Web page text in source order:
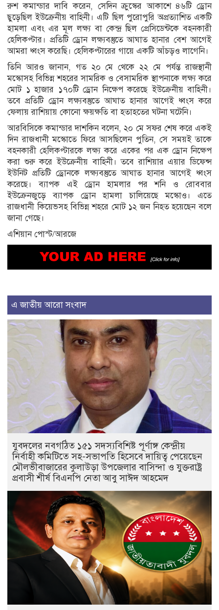
রুশ কমান্ডার দাবি করেন, সেদিন ক্রুস্কের আকাশে ৪৬টি ড্রোন
ছুড়েছিল ইউক্রেনীয় বাহিনী। এটি ছিল পুরোপুরি অপ্রত্যাশিত একটি
হামলা এবং এর মূল লক্ষ্য বা কেন্দ্র ছিল প্রেসিডেন্টকে বহনকারী
হেলিকপ্টার। প্রতিটি ড্রোন লক্ষ্যবস্তুতে আঘাত হানার বেশ আগেই
আমরা ধ্বংস করেছি। হেলিকপ্টারের গায়ে একটি আঁচড়ও লাগেনি।
তিনি আরও জানান, গত ২০ মে থেকে ২২ মে পর্যন্ত রাজস্থানী
মস্কোসহ বিভিন্ন শহরের সামরিক ও বেসামরিক স্থাপনাকে লক্ষ্য করে
মোট ১ হাজার ১৭০টি ড্রোন নিক্ষেপ করেছে ইউক্রেনীয় বাহিনী।
তবে প্রতিটি ড্রোন লক্ষ্যবস্তুতে আঘাত হানার আগেই ধ্বংস করে
ফেলায় রাশিয়ায় কোনো ক্ষয়ক্ষতি বা হতাহতের ঘটনা ঘটেনি।
আরবিসিকে কমান্ডার দাশকিন বলেন, ২০ মে সফর শেষ করে একই
দিন রাজধানী মস্কোতে ফিরে আসছিলেন পুতিন, সে সময়ই তাকে
বহনকারী হেলিকপ্টারকে লক্ষ্য করে একের পর এক ড্রোন নিক্ষেপ
করা শুরু করে ইউক্রেনীয় বাহিনী। তবে রাশিয়ার এয়ার ডিফেন্স
ইউনিট প্রতিটি ড্রোনকে লক্ষ্যবস্তুতে আঘাত হানার আগেই ধ্বংস
করেছে। ব্যাপক এই ড্রোন হামলার পর শনি ও রোববার
ইউক্রেনজুড়ে ব্যাপক ড্রোন হামলা চালিয়েছে মস্কোও। এতে
রাজধানী কিয়েভসহ বিভিন্ন শহরে মোট ১২ জন নিহত হয়েছেন বলে
জানা গেছে।
এশিয়ান পোস্ট/আরজে
এ জাতীয় আরো সংবাদ
যুবদলের নবগঠিত ১৫১ সদস্যবিশিষ্ট পূর্ণাঙ্গ কেন্দ্রীয়
নির্বাহী কমিটিতে সহ-সভাপতি হিসেবে দায়িত্ব পেয়েছেন
মৌলভীবাজারের কুলাউড়া উপজেলার বাসিন্দা ও যুক্তরাষ্ট্র
প্রবাসী শীর্ষ বিএনপি নেতা আবু সাঈদ আহমেদ